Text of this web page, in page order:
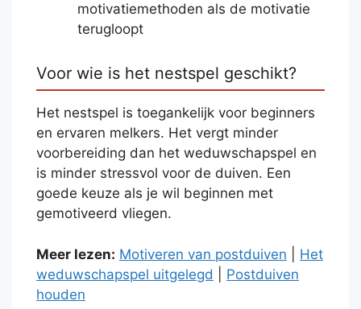
motivatiemethoden als de motivatie
terugloopt
Voor wie is het nestspel geschikt?
Het nestspel is toegankelijk voor beginners
en ervaren melkers. Het vergt minder
voorbereiding dan het weduwschapspel en
is minder stressvol voor de duiven. Een
goede keuze als je wil beginnen met
gemotiveerd vliegen.
Meer lezen: Motiveren van postduiven
Het
weduwschapspel uitgelegd
Postduiven
houden